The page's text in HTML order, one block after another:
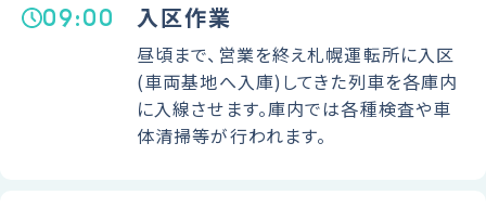
09:00 入区作業
昼頃まで、営業を終え札幌運転所に入区
(車両基地へ入庫)してきた列車を各庫内
に入線させます。庫内では各種検査や車
体清掃等が行われます。